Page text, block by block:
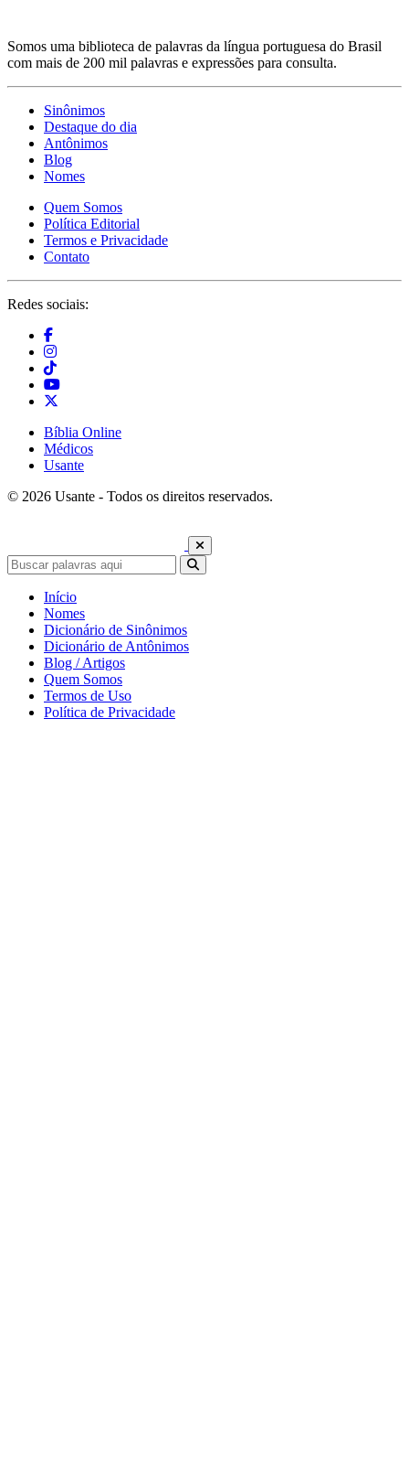
Somos uma biblioteca de palavras da língua portuguesa do Brasil
com mais de 200 mil palavras e expressões para consulta.
Sinônimos
Destaque do dia
Antônimos
Blog
Nomes
Quem Somos
Política Editorial
Termos e Privacidade
Contato
Redes sociais:
Bíblia Online
Médicos
Usante
© 2026 Usante - Todos os direitos reservados.
Início
Nomes
Dicionário de Sinônimos
Dicionário de Antônimos
Blog / Artigos
Quem Somos
Termos de Uso
Política de Privacidade